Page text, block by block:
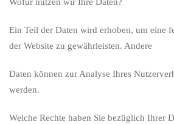
Ein Teil der Daten wird erhoben, um eine
der Website zu gewährleisten. Andere
Daten können zur Analyse Ihres
werden.
Welche Rechte haben Sie bezüglich Ihrer